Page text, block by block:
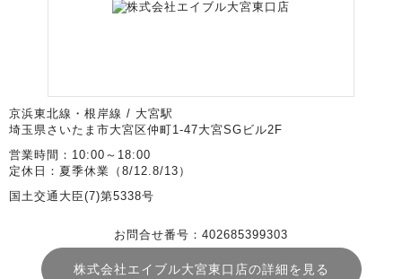
京浜東北線・根岸線 / 大宮駅
埼玉県さいたま市大宮区仲町1-47大宮SGビル2F
営業時間：10:00～18:00
定休日：夏季休業（8/12.8/13）
国土交通大臣(7)第5338号
お問合せ番号：402685399303
株式会社エイブル大宮東口店の詳細を見る